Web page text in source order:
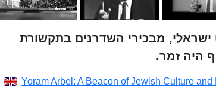
הוא שדרן ספורט ישראלי, מבכירי השדרנים בתקשורת
היה זמר.
Yoram Arbel: A Beacon of Jewish Culture and